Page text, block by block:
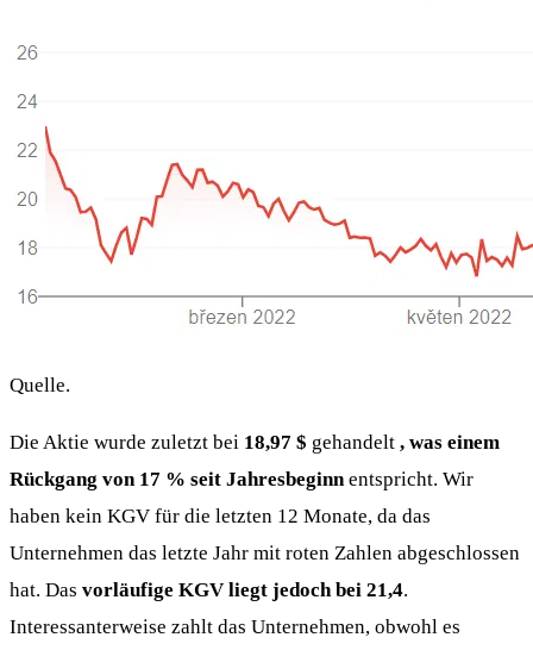
Quelle.
Die Aktie wurde zuletzt bei 18,97 $ gehandelt , was einem
Rückgang von 17 % seit Jahresbeginn entspricht. Wir
haben kein KGV für die letzten 12 Monate, da das
Unternehmen das letzte Jahr mit roten Zahlen abgeschlossen
hat. Das vorläufige KGV liegt jedoch bei 21,4.
Interessanterweise zahlt das Unternehmen, obwohl es